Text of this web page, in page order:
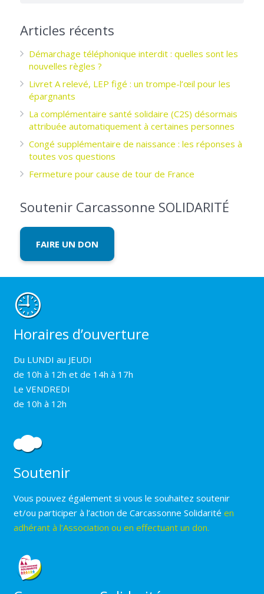
Articles récents
Démarchage téléphonique interdit : quelles sont les
nouvelles règles ?
Livret A relevé, LEP figé : un trompe-l’œil pour les
épargnants ­
La complémentaire santé solidaire (C2S) désormais
attribuée automatiquement à certaines personnes
Congé supplémentaire de naissance : les réponses à
toutes vos questions
Fermeture pour cause de tour de France
Soutenir Carcassonne SOLIDARITÉ
FAIRE UN DON
Horaires d’ouverture
Du LUNDI au JEUDI
de 10h à 12h et de 14h à 17h
Le VENDREDI
de 10h à 12h
Soutenir
Vous pouvez également si vous le souhaitez soutenir
et/ou participer à l’action de Carcassonne Solidarité en
adhérant à l’Association ou en effectuant un don.